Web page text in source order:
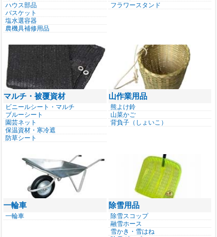
ハウス部品
バスケット
塩水選容器
農機具補修用品
フラワースタンド
マルチ・被覆資材
ビニールシート・マルチ
ブルーシート
園芸ネット
保温資材・寒冷遮
防草シート
山作業用品
熊よけ鈴
山菜かご
背負子（しょいこ）
一輪車
一輪車
除雪用品
除雪スコップ
融雪ホース
雪かき・雪はね